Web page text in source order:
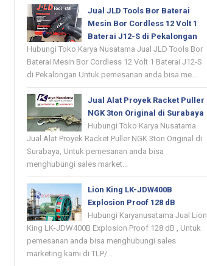
Jual JLD Tools Bor Baterai
Mesin Bor Cordless 12 Volt 1
Baterai J12-S di Pekalongan
Hubungi Toko Karya Nusatama Jual JLD Tools Bor
Baterai Mesin Bor Cordless 12 Volt 1 Baterai J12-S
di Pekalongan Untuk pemesanan anda bisa me...
Jual Alat Proyek Racket Puller
NGK 3ton Original di Surabaya
Hubungi Toko Karya Nusatama
Jual Alat Proyek Racket Puller NGK 3ton Original di
Surabaya, Untuk pemesanan anda bisa
menghubungi sales market...
Lion King LK-JDW400B
Explosion Proof 128 dB
Hubungi Karyanusatama Jual Lion
King LK-JDW400B Explosion Proof 128 dB , Untuk
pemesanan anda bisa menghubungi sales
marketing kami di TLP/...